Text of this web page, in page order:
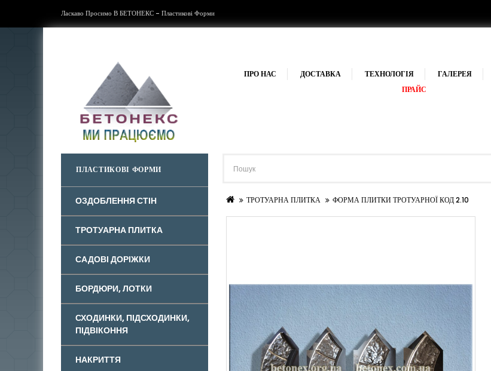
Ласкаво Просимо В БЕТОНЕКС - Пластикові Форми
ПРО НАС ДОСТАВКА ТЕХНОЛОГІЯ ГАЛЕРЕЯ
ПРАЙС
ПЛАСТИКОВІ ФОРМИ
ОЗДОБЛЕННЯ СТІН
ТРОТУАРНА ПЛИТКА
САДОВІ ДОРІЖКИ
БОРДЮРИ, ЛОТКИ
СХОДИНКИ, ПІДСХОДИНКИ,
ПІДВІКОННЯ
НАКРИТТЯ
ТРОТУАРНА ПЛИТКА ФОРМА ПЛИТКИ ТРОТУАРНОЇ КОД 2.10